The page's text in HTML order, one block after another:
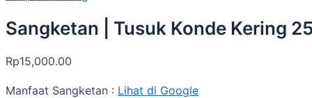
Sangketan | Tusuk Konde Kering
Rp15,000.00
Manfaat Sangketan : Lihat di Google